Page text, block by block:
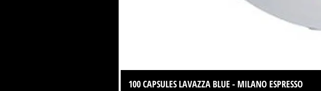
100 CAPSULES LAVAZZA BLUE - MILANO ESPRESSO